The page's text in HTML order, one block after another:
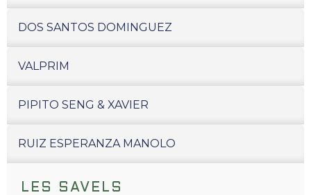
DOS SANTOS DOMINGUEZ
VALPRIM
PIPITO SENG & XAVIER
RUIZ ESPERANZA MANOLO
LES SAVELS